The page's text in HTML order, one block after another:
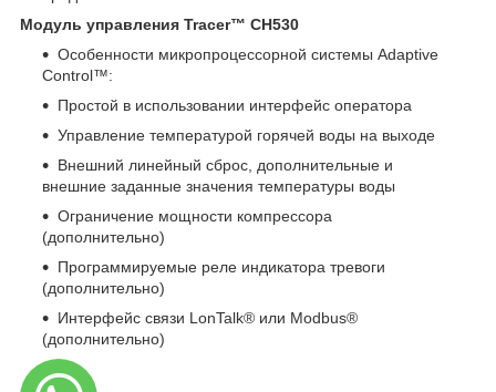
Модуль управления Tracer™ CH530
Особенности микропроцессорной системы Adaptive
Control™:
Простой в использовании интерфейс оператора
Управление температурой горячей воды на выходе
Внешний линейный сброс, дополнительные и
внешние заданные значения температуры воды
Ограничение мощности компрессора
(дополнительно)
Программируемые реле индикатора тревоги
(дополнительно)
Интерфейс связи LonTalk® или Modbus®
(дополнительно)